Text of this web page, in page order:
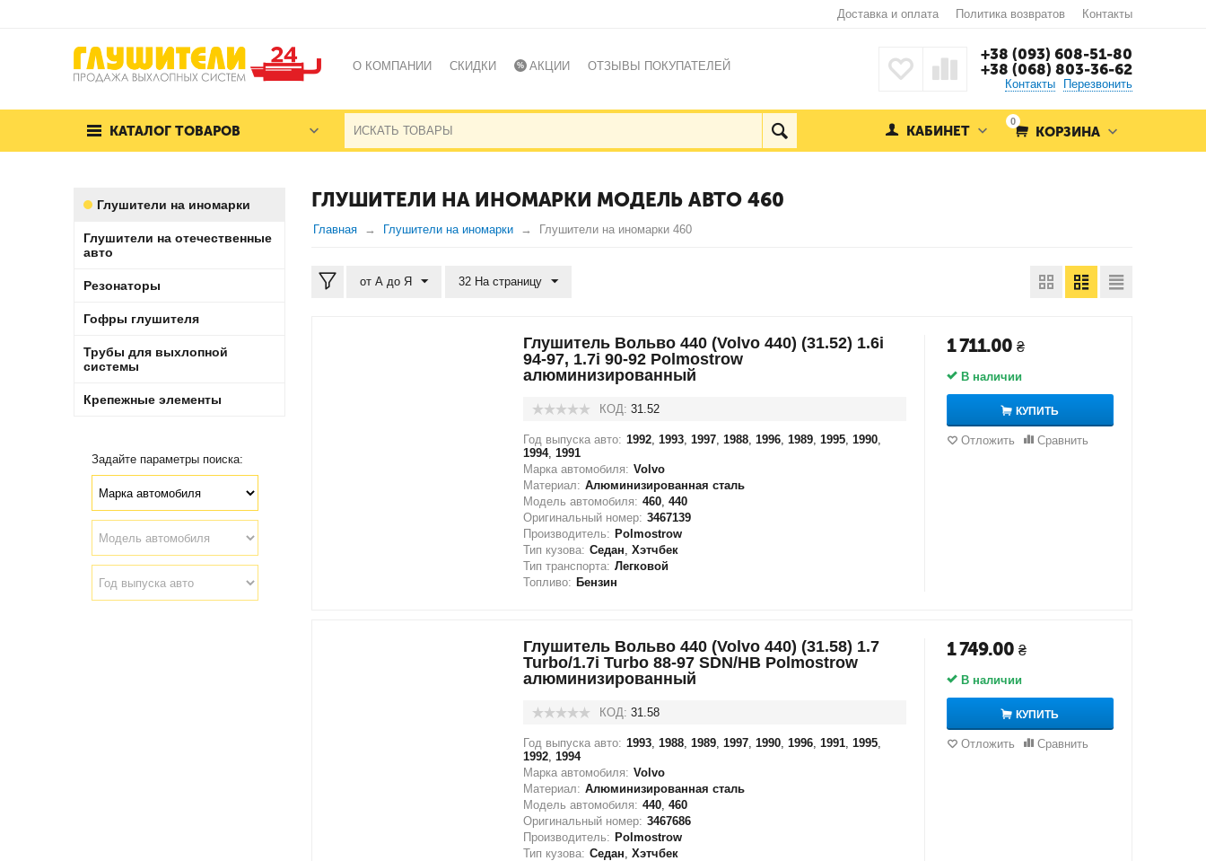
Доставка и оплата Политика возвратов Контакты
О КОМПАНИИ СКИДКИ АКЦИИ ОТЗЫВЫ ПОКУПАТЕЛЕЙ
+38 (093) 608-51-80
+38 (068) 803-36-62
Контакты Перезвонить
КАТАЛОГ ТОВАРОВ
0
КОРЗИНА
КАБИНЕТ
ГЛУШИТЕЛИ НА ИНОМАРКИ МОДЕЛЬ АВТО 460
Главная Глушители на иномарки Глушители на иномарки 460
от А до Я 32 На страницу
Глушитель Вольво 440 (Volvo 440) (31.52) 1.6i
94-97, 1.7i 90-92 Polmostrow
алюминизированный
КОД: 31.52
Год выпуска авто: 1992, 1993, 1997, 1988, 1996, 1989, 1995, 1990,
1994, 1991
Марка автомобиля: Volvo
Материал: Алюминизированная сталь
Модель автомобиля: 460, 440
Оригинальный номер: 3467139
Производитель: Polmostrow
Тип кузова: Седан, Хэтчбек
Тип транспорта: Легковой
Топливо: Бензин
1 711.00 ₴
В наличии
КУПИТЬ
Отложить Сравнить
Глушитель Вольво 440 (Volvo 440) (31.58) 1.7
Turbo/1.7i Turbo 88-97 SDN/HB Polmostrow
алюминизированный
КОД: 31.58
Год выпуска авто: 1993, 1988, 1989, 1997, 1990, 1996, 1991, 1995,
1992, 1994
Марка автомобиля: Volvo
Материал: Алюминизированная сталь
Модель автомобиля: 440, 460
Оригинальный номер: 3467686
Производитель: Polmostrow
Тип кузова: Седан, Хэтчбек
1 749.00 ₴
В наличии
КУПИТЬ
Отложить Сравнить
Глушители на иномарки
Глушители на отечественные
авто
Резонаторы
Гофры глушителя
Трубы для выхлопной
системы
Крепежные элементы
Задайте параметры поиска: